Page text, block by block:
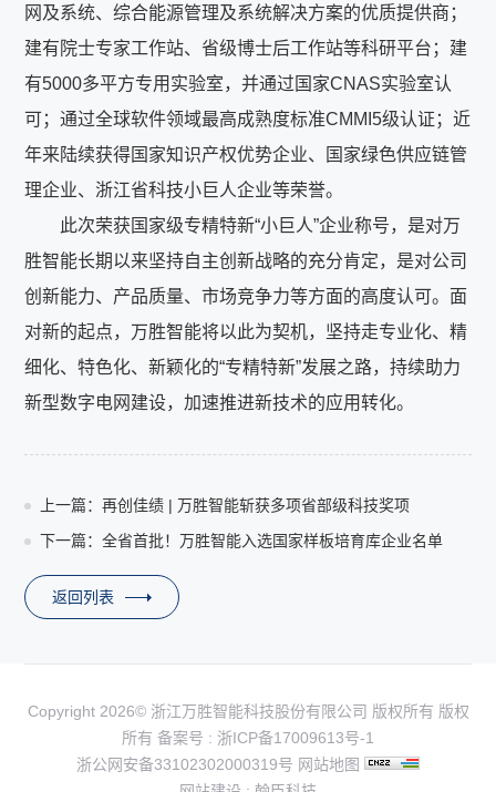
网及系统、综合能源管理及系统解决方案的优质提供商；
建有院士专家工作站、省级博士后工作站等科研平台；建
有5000多平方专用实验室，并通过国家CNAS实验室认
可；通过全球软件领域最高成熟度标准CMMI5级认证；近
年来陆续获得国家知识产权优势企业、国家绿色供应链管
理企业、浙江省科技小巨人企业等荣誉。
此次荣获国家级专精特新“小巨人”企业称号，是对万
胜智能长期以来坚持自主创新战略的充分肯定，是对公司
创新能力、产品质量、市场竞争力等方面的高度认可。面
对新的起点，万胜智能将以此为契机，坚持走专业化、精
细化、特色化、新颖化的“专精特新”发展之路，持续助力
新型数字电网建设，加速推进新技术的应用转化。
上一篇：再创佳绩 | 万胜智能斩获多项省部级科技奖项
下一篇：全省首批！万胜智能入选国家样板培育库企业名单
返回列表
Copyright 2026© 浙江万胜智能科技股份有限公司 版权所有 版权
所有 备案号 : 浙ICP备17009613号-1
浙公网安备33102302000319号 网站地图